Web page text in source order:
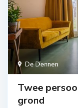
De Dennen
Twee
grond